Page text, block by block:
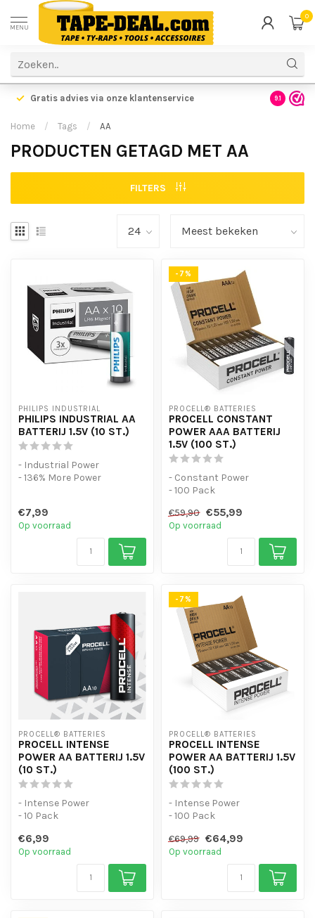
MENU
0
Gratis advies via onze klantenservice 9.1
Home / Tags / AA
PRODUCTEN GETAGD MET AA
FILTERS
PHILIPS INDUSTRIAL
PHILIPS INDUSTRIAL AA
BATTERIJ 1.5V (10 ST.)
- Industrial Power
- 136% More Power
€7,99
Op voorraad
-7%
PROCELL® BATTERIES
PROCELL CONSTANT
POWER AAA BATTERIJ
1.5V (100 ST.)
- Constant Power
- 100 Pack
laag energieverbruik
€59,90 €55,99
Op voorraad
PROCELL® BATTERIES
PROCELL INTENSE
POWER AA BATTERIJ 1.5V
(10 ST.)
- Intense Power
- 10 Pack
hoog verbruik
€6,99
Op voorraad
-7%
PROCELL® BATTERIES
PROCELL INTENSE
POWER AA BATTERIJ 1.5V
(100 ST.)
- Intense Power
- 100 Pack
hoog verbruik
€69,99 €64,99
Op voorraad